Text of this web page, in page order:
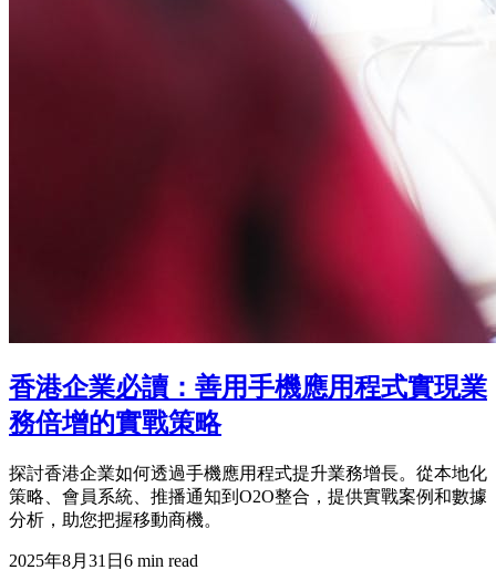
香港企業必讀：善用手機應用程式實現業
務倍增的實戰策略
探討香港企業如何透過手機應用程式提升業務增長。從本地化
策略、會員系統、推播通知到O2O整合，提供實戰案例和數據
分析，助您把握移動商機。
2025年8月31日 6 min read